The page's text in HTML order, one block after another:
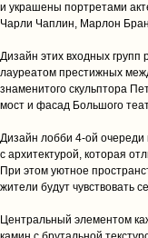
и украшены портретами
Чарли Чаплин, Марлон
Дизайн этих входных
лауреатом престижных
знаменитого скульптора
мост и фасад Большого
Дизайн лобби 4-ой очереди
с архитектурой, которая
При этом уютное
жители будут чувствовать
Центральный элементом
+ 7 (985) 695 79
с 9:00 до 20:00 мск